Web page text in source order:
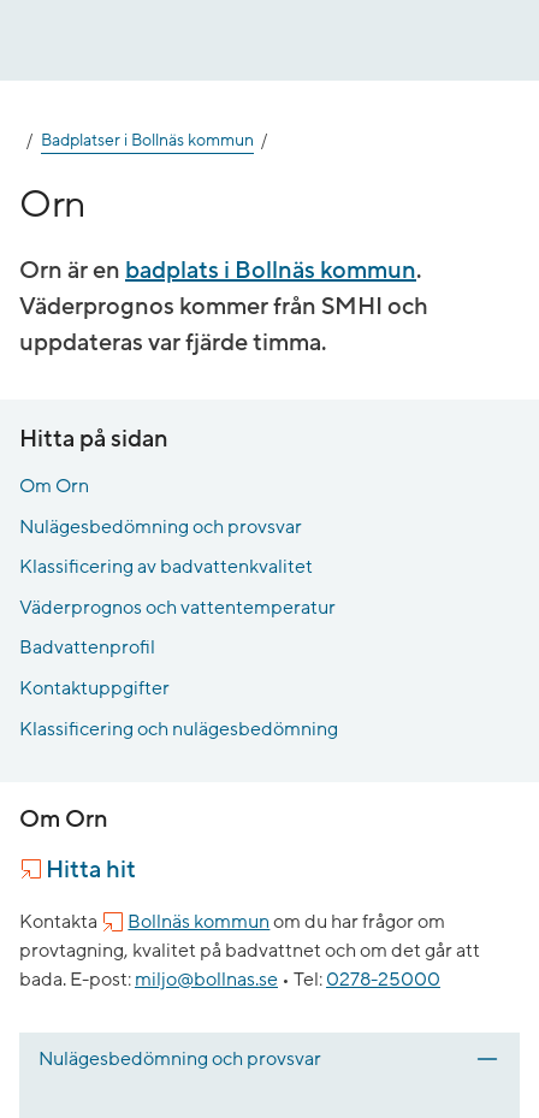
Badplatser i Bollnäs kommun
Orn
Orn är en badplats i Bollnäs kommun.
Väderprognos kommer från SMHI och
uppdateras var fjärde timma.
Hitta på sidan
Om Orn
Nulägesbedömning och provsvar
Klassificering av badvattenkvalitet
Väderprognos och vattentemperatur
Badvattenprofil
Kontaktuppgifter
Klassificering och nulägesbedömning
Om Orn
Hitta hit
Kontakta Bollnäs kommun om du har frågor om
provtagning, kvalitet på badvattnet och om det går att
bada. E-post: miljo@bollnas.se • Tel: 0278-25000
Nulägesbedömning och provsvar